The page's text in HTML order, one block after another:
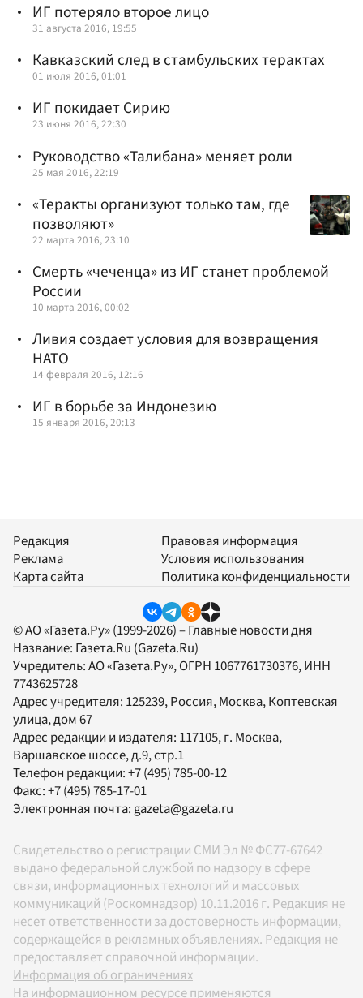
ИГ потеряло второе лицо
31 августа 2016, 19:55
Кавказский след в стамбульских терактах
01 июля 2016, 01:01
ИГ покидает Сирию
23 июня 2016, 22:30
Руководство «Талибана» меняет роли
25 мая 2016, 22:19
«Теракты организуют только там, где
позволяют»
22 марта 2016, 23:10
Смерть «чеченца» из ИГ станет проблемой
России
10 марта 2016, 00:02
Ливия создает условия для возвращения
НАТО
14 февраля 2016, 12:16
ИГ в борьбе за Индонезию
15 января 2016, 20:13
Редакция
Реклама
Карта сайта
Правовая информация
Условия использования
Политика конфиденциальности
© АО «Газета.Ру» (1999-2026) – Главные новости дня
Название: Газета.Ru (Gazeta.Ru)
Учредитель:АО «Газета.Ру», ОГРН 1067761730376, ИНН
7743625728
Адрес учредителя: 125239, Россия, Москва, Коптевская
улица, дом 67
Адрес редакции и издателя: 117105, г. Москва,
Варшавское шоссе, д.9, стр.1
Телефон редакции:+7 (495) 785-00-12
Факс:+7 (495) 785-17-01
Электронная почта:gazeta@gazeta.ru
Свидетельство о регистрации СМИ Эл № ФС77-67642
выдано федеральной службой по надзору в сфере
связи, информационных технологий и массовых
коммуникаций (Роскомнадзор) 10.11.2016 г. Редакция не
несет ответственности за достоверность информации,
содержащейся в рекламных объявлениях. Редакция не
предоставляет справочной информации.
Информация об ограничениях
На информационном ресурсе применяются